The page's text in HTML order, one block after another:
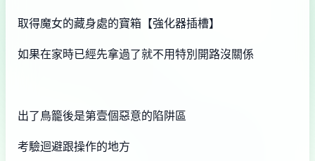
取得魔女的藏身處的寶箱【強化器插槽】
如果在家時已經先拿過了就不用特別開路沒關係
出了鳥籠後是第壹個惡意的陷阱區
考驗迴避跟操作的地方